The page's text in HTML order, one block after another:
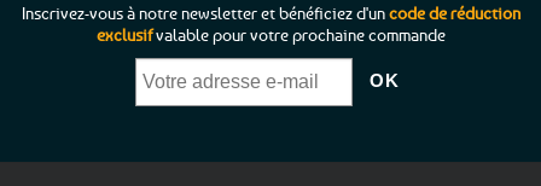
Inscrivez-vous à notre newsletter et bénéficiez d'uncode de réduction
exclusifvalable pour votre prochaine commande